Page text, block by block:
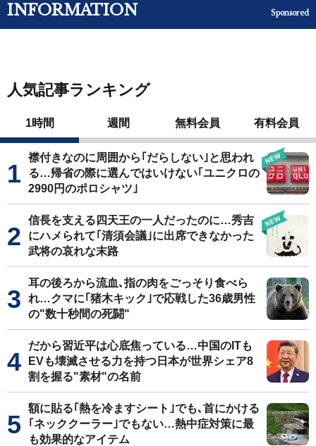
INFORMATION Sponsored
人気記事ランキング
1時間 週間 無料会員 有料会員
襟付きなのに周囲から｢だらしない｣と思われ
る…帰省の際に選んではいけない｢ユニクロの
2990円のポロシャツ｣
信長を支える四天王の一人だったのに…秀吉
にハメられて｢清須会議｣に出席できなかった
武将の哀れな末路
耳の後ろから流血､指の肉をごっそり食べら
れ…クマに｢猪木キック｣で応戦した36歳男性
の"数十秒間の死闘"
だから習近平は心底焦っている…中国のITも
EVも壊滅させる力を持つ日本が世界シェア8
割を握る"素材"の名前
額に貼る｢熱を冷ますシート｣でも､首にかける
｢ネッククーラー｣でもない…熱中症対策に最
も効果的なアイテム